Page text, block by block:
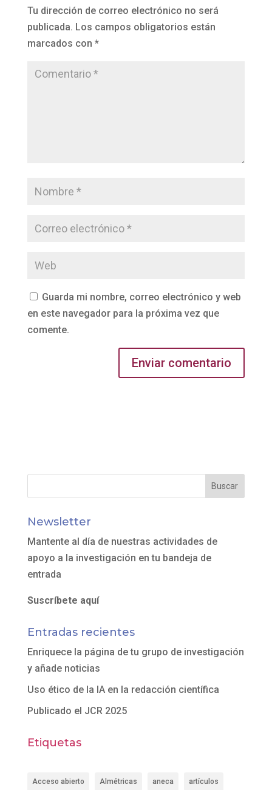
Tu dirección de correo electrónico no será
publicada. Los campos obligatorios están
marcados con *
Guarda mi nombre, correo electrónico y web
en este navegador para la próxima vez que
comente.
Newsletter
Mantente al día de nuestras actividades de
apoyo a la investigación en tu bandeja de
entrada
Suscríbete aquí
Entradas recientes
Enriquece la página de tu grupo de investigación
y añade noticias
Uso ético de la IA en la redacción científica
Publicado el JCR 2025
Etiquetas
Acceso abierto Almétricas aneca artículos